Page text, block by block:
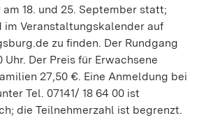
18. und 25. September statt;
im Veranstaltungskalender auf
zu finden. Der Rundgang
Der Preis für Erwachsene
27,50 €. Eine Anmeldung bei
Tel. 07141/ 18 64 00 ist
die Teilnehmerzahl ist begrenzt.